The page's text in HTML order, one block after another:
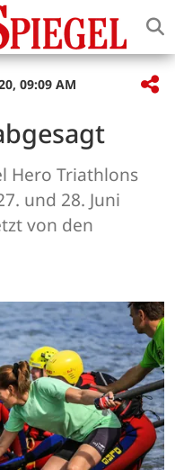
09:09 AM
Hero Triathlons
und 28. Juni
von den